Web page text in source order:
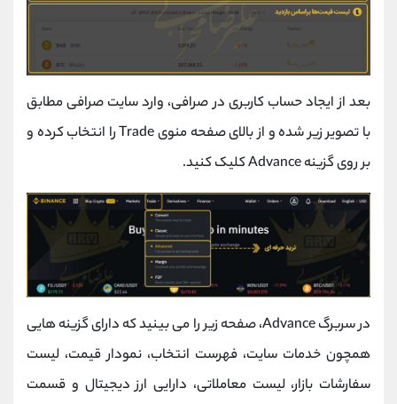
بعد از ایجاد حساب کاربری در صرافی، وارد سایت صرافی مطابق
با تصویر زیر شده و از بالای صفحه منوی Trade را انتخاب کرده و
بر روی گزینه Advance کلیک کنید.
در سربرگ Advance، صفحه زیر را می بینید که دارای گزینه هایی
همچون خدمات سایت، فهرست انتخاب، نمودار قیمت، لیست
سفارشات بازار، لیست معاملاتی، دارایی ارز دیجیتال و قسمت